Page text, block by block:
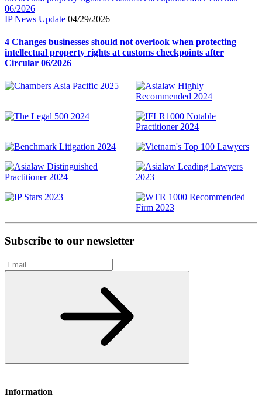
IP News Update 04/29/2026
4 Changes businesses should not overlook when protecting
intellectual property rights at customs checkpoints after
Circular 06/2026
Subscribe to our newsletter
Email
Information